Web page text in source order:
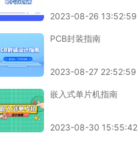
2023-08-26 13:52:59
PCB封装指南
2023-08-27 22:52:59
嵌入式单片机指南
2023-08-30 15:55:42